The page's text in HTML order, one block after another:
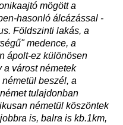
mögött a
hasonló álcázással -
Földszinti lakás, a
medence, a
ápolt-ez különösen
a várost németek
beszél, a
tulajdonban
németül köszöntek
is, balra is kb.1km,